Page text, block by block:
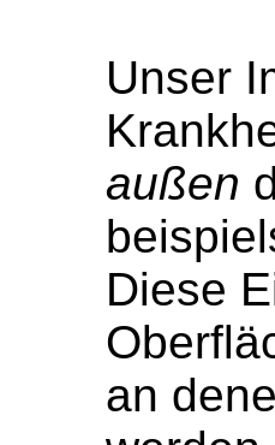
Unser
außen
Diese
an